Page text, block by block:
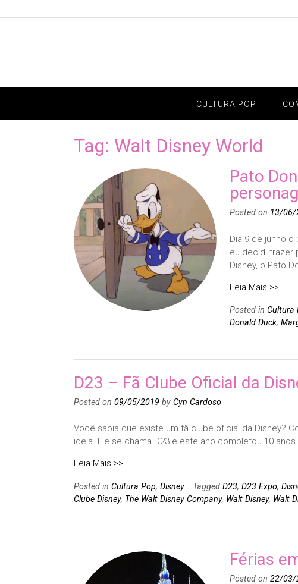
to
CULTURA POP
Tag: Walt Disney World
Pato
Posted on 13/06/
Dia 9 de junho
eu decidi trazer
Disney, o Pato
Leia Mais >>
Posted in Cultura
Donald Duck,
D23 – Fã Clube Oficial da
Posted on 09/05/2019 by Cyn Cardoso
Você sabia que existe um fã clube oficial da Disney?
ideia. Ele se chama D23 e este ano completou 10
Leia Mais >>
Posted in Cultura Pop, Disney Tagged D23, D23 Expo,
Clube Disney, The Walt Disney Company, Walt Disney, Walt
Férias
Posted on 22/03/